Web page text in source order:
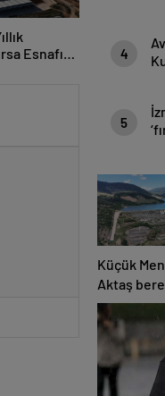
Esnafını
4
5
Küçük
Aktaş